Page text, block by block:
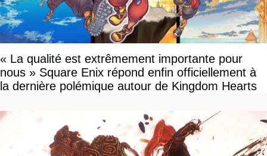
« La qualité est extrêmement importante pour
nous » Square Enix répond enfin officiellement à
la dernière polémique autour de Kingdom Hearts